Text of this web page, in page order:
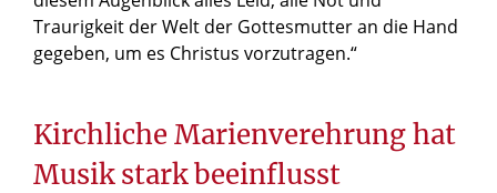
Traurigkeit der Welt der Gottesmutter an die Hand
gegeben, um es Christus vorzutragen.“
Kirchliche Marienverehrung hat
Musik stark beeinflusst